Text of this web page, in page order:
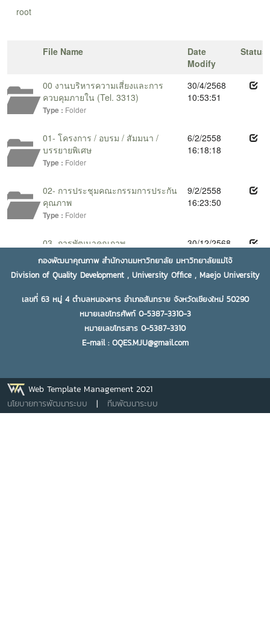
กองพัฒนาคุณภาพ สำนักงานมหาวิทยาลัย มหาวิทยาลัยแม่โจ้
Division of Quality Development , University Office , Maejo University
เลขที่ 63 หมู่ 4 ตำบลหนองหาร อำเภอสันทราย จังหวัดเชียงใหม่ 50290
หมายเลขโทรศัพท์ 0-5387-3310-3
หมายเลขโทรสาร 0-5387-3310
E-mail : OQES.MJU@gmail.com
Web Template Management 2021
นโยบายการพัฒนาระบบ | ทีมพัฒนาระบบ